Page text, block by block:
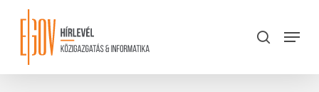
content
search
Menu
Close